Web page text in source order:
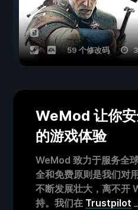
59 个修改码
WeMod 让你
的游戏体验
WeMod 致力于服务全
全和免费原则是我们对
不断发展壮大，离不开
持。我们在 Trustpilot